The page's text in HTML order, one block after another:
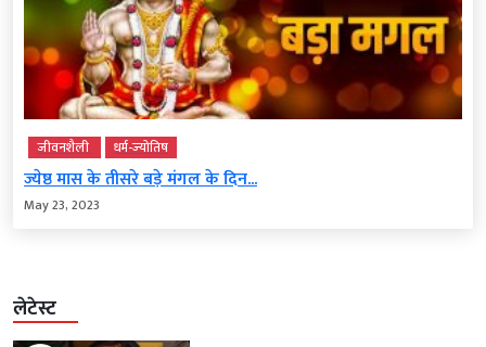
जीवनशैली धर्म-ज्‍योतिष
ज्येष्ठ मास के तीसरे बड़े मंगल के दिन...
May 23, 2023
लेटेस्ट